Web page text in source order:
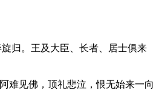
归。王及大臣、长者、居士俱来
难见佛，顶礼悲泣，恨无始来一向